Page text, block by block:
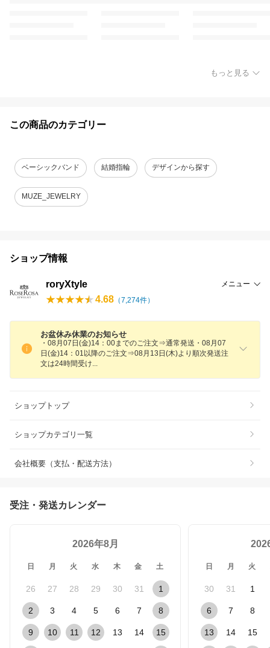
もっと見る
この商品のカテゴリー
ベーシックバンド 結婚指輪 デザインから探す
MUZE_JEWELRY
ショップ情報
roryXtyle メニュー
4.68 （7,274件）
お盆休み休業のお知らせ
・08月07日(金)14：00までのご注文⇒通常発送・08月07
日(金)14：01以降のご注文⇒08月13日(木)より順次発送注
文は24時間受け
ショップトップ
ショップカテゴリ一覧
会社概要（支払・配送方法）
受注・発送カレンダー
2026年8月
日 月 火 水 木 金 土
26 27 28 29 30 31 1
2 3 4 5 6 7 8
9 10 11 12 13 14 15
日 月 火
30 31 1
6 7 8
13 14 15